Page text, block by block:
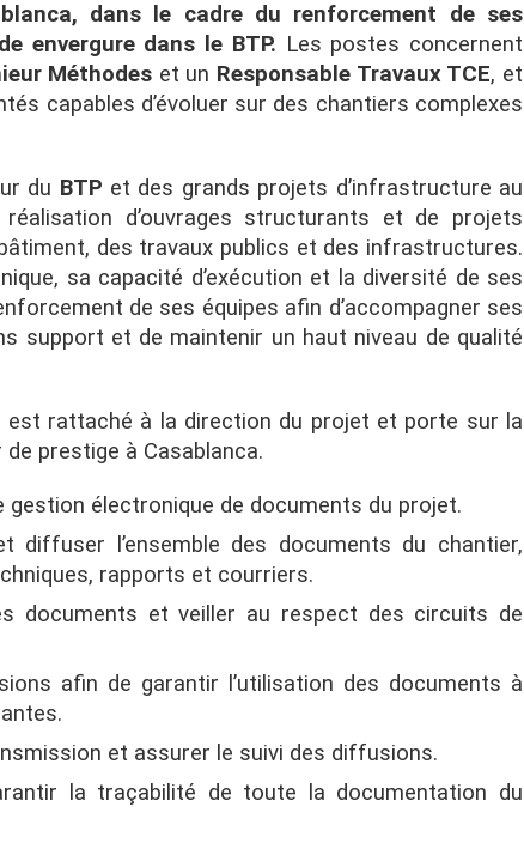
dans le cadre du renforcement de ses
envergure dans le BTP. Les postes concernent
Méthodes et un Responsable Travaux TCE, et
capables d’évoluer sur des chantiers complexes
du BTP et des grands projets d’infrastructure au
d’ouvrages structurants et de projets
des travaux publics et des infrastructures.
sa capacité d’exécution et la diversité de ses
de ses équipes afin d’accompagner ses
support et de maintenir un haut niveau de qualité
est rattaché à la direction du projet et porte sur la
prestige à Casablanca.
électronique de documents du projet.
diffuser l’ensemble des documents du chantier,
rapports et courriers.
documents et veiller au respect des circuits de
afin de garantir l’utilisation des documents à
et assurer le suivi des diffusions.
la traçabilité de toute la documentation du